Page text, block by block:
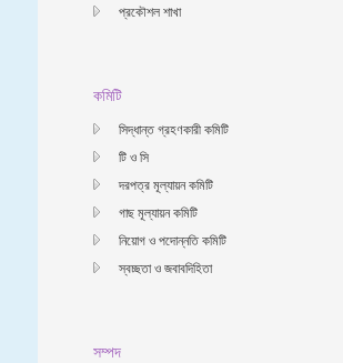
প্রকৌশল শাখা
কমিটি
সিদ্ধান্ত গ্রহণকারী কমিটি
টি ও সি
দরপত্র মূল্যায়ন কমিটি
গাছ মূল্যায়ন কমিটি
নিয়োগ ও পদোন্নতি কমিটি
স্বচ্ছতা ও জবাবদিহিতা
সম্পদ